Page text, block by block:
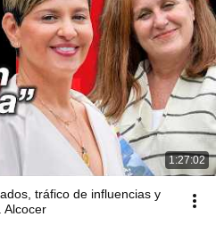
1:27:02
tráfico de influencias y
Alcocer